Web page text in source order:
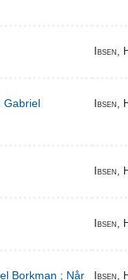
Ibsen,
Gabriel
Ibsen,
Ibsen,
Ibsen,
Borkman ; Når Ibsen,